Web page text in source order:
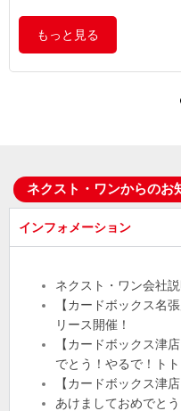
もっと見る
ネクスト・ワンからのお
インフォメーション
ネクスト・ワン会社
【カードボックス名
リース開催！
【カードボックス津
でとう！やるで！トト
【カードボックス津
あけましておめでと